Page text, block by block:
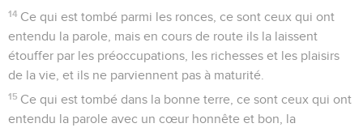
14 Ce qui est tombé parmi les ronces, ce sont ceux qui ont
entendu la parole, mais en cours de route ils la laissent
étouffer par les préoccupations, les richesses et les plaisirs
de la vie, et ils ne parviennent pas à maturité.
15 Ce qui est tombé dans la bonne terre, ce sont ceux qui ont
entendu la parole avec un cœur honnête et bon, la